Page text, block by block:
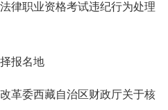
律职业资格考试违纪行为处理
报名地
革委西藏自治区财政厅关于核